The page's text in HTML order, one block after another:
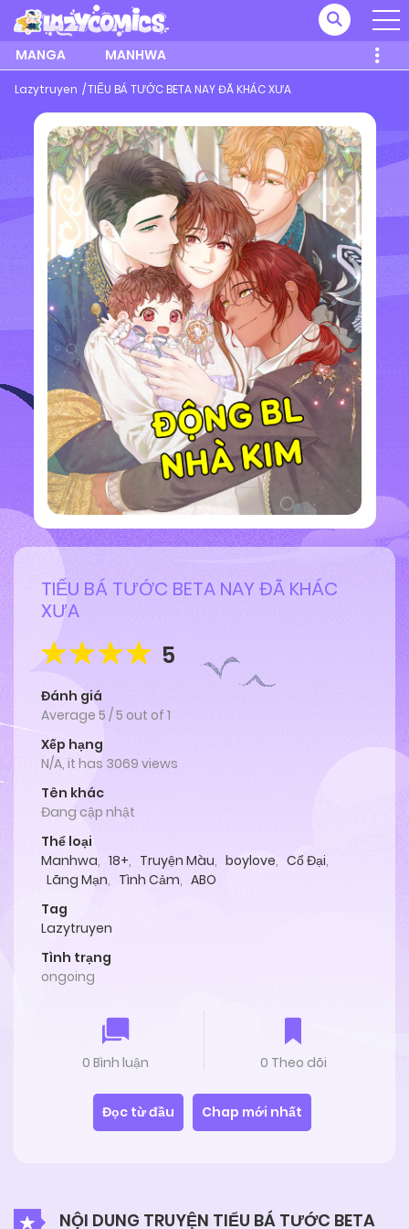
MANGA MANHWA
Lazytruyen TIỂU BÁ TƯỚC BETA NAY ĐÃ KHÁC XƯA
TIỂU BÁ TƯỚC BETA NAY ĐÃ KHÁC
XƯA
5
Đánh giá
Average 5 /5 out of 1
Xếp hạng
N/A, it has 3069 views
Tên khác
Đang cập nhật
Thể loại
Manhwa, 18+, Truyện Màu, boylove, Cổ Đại,
Lãng Mạn, Tình Cảm, ABO
Tag
Lazytruyen
Tình trạng
ongoing
0 Bình luận 0 Theo dõi
Đọc từ đầu Chap mới nhất
NỘI DUNG TRUYỆN TIỂU BÁ TƯỚC BETA